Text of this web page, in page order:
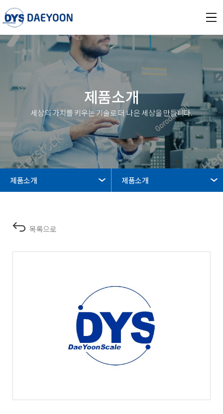
제품소개
세상의 가치를 키우는 기술로 더 나은 세상을 만듭니다.
제품소개 제품소개
목록으로